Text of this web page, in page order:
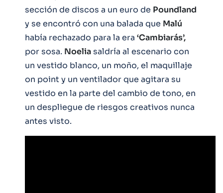
sección de discos a un euro de Poundland
y se encontró con una balada que Malú
había rechazado para la era ‘Cambiarás’,
por sosa. Noeliasaldría al escenario con
un vestido blanco, un moño, el maquillaje
on point y un ventilador que agitara su
vestido en la parte del cambio de tono, en
un despliegue de riesgos creativos nunca
antes visto.